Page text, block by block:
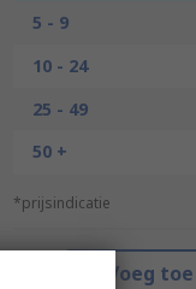
5 - 9
10 - 24
25 - 49
50 +
*prijsindicatie
Voeg